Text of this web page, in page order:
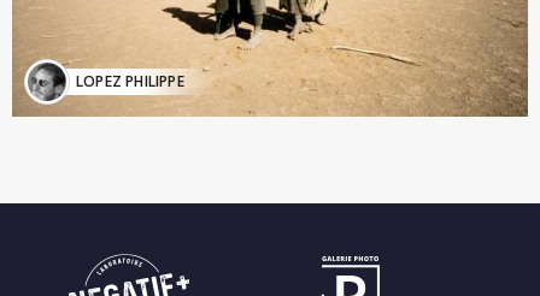
LOPEZ PHILIPPE